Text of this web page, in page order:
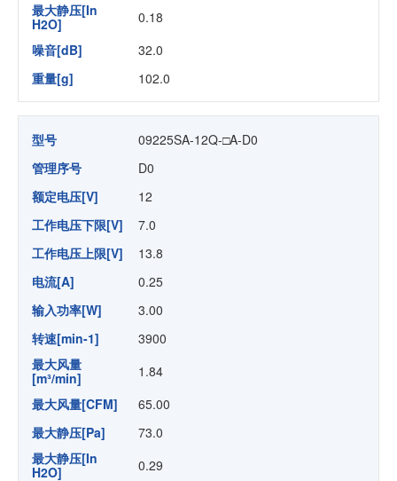
最大静压[In
H2O]
0.18
噪音[dB]
32.0
重量[g]
102.0
型号
09225SA-12Q-□A-D0
管理序号
D0
额定电压[V]
12
工作电压下限[V]
7.0
工作电压上限[V]
13.8
电流[A]
0.25
输入功率[W]
3.00
转速[min-1]
3900
最大风量
[m³/min]
1.84
最大风量[CFM]
65.00
最大静压[Pa]
73.0
最大静压[In
H2O]
0.29